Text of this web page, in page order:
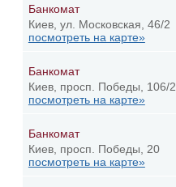
Банкомат
Киев, ул. Московская, 46/2
посмотреть на карте»
Банкомат
Киев, просп. Победы, 106/2
посмотреть на карте»
Банкомат
Киев, просп. Победы, 20
посмотреть на карте»